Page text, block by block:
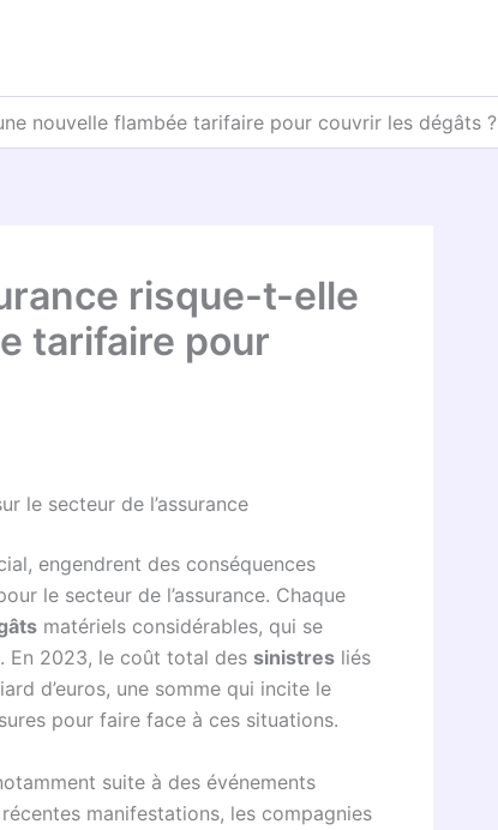
nouvelle flambée tarifaire pour couvrir les dégâts ?
risque-t-elle
tarifaire pour
le secteur de l’assurance
engendrent des conséquences
le secteur de l’assurance. Chaque
matériels considérables, qui se
En 2023, le coût total des sinistres liés
d’euros, une somme qui incite le
pour faire face à ces situations.
suite à des événements
manifestations, les compagnies